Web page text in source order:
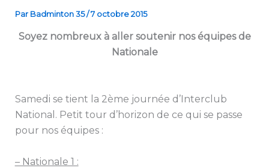
Par Badminton 35/7 octobre 2015
Soyez nombreux à aller soutenir nos équipes de
Nationale
Samedi se tient la 2ème journée d’Interclub
National. Petit tour d’horizon de ce qui se passe
pour nos équipes :
– Nationale 1 :